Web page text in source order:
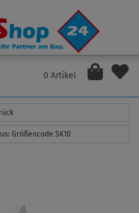
0 Artikel
Größencode SK10